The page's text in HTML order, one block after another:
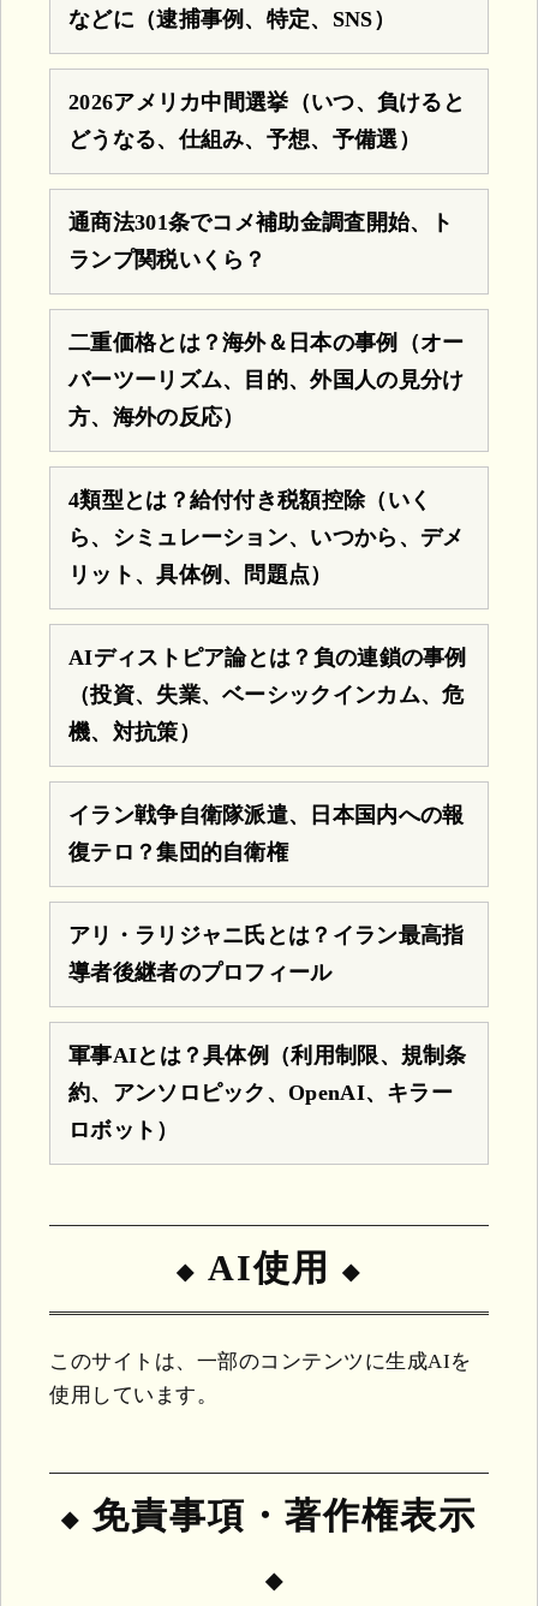
などに（逮捕事例、特定、SNS）
2026アメリカ中間選挙（いつ、負けると
どうなる、仕組み、予想、予備選）
通商法301条でコメ補助金調査開始、ト
ランプ関税いくら？
二重価格とは？海外＆日本の事例（オー
バーツーリズム、目的、外国人の見分け
方、海外の反応）
4類型とは？給付付き税額控除（いく
ら、シミュレーション、いつから、デメ
リット、具体例、問題点）
AIディストピア論とは？負の連鎖の事例
（投資、失業、ベーシックインカム、危
機、対抗策）
イラン戦争自衛隊派遣、日本国内への報
復テロ？集団的自衛権
アリ・ラリジャニ氏とは？イラン最高指
導者後継者のプロフィール
軍事AIとは？具体例（利用制限、規制条
約、アンソロピック、OpenAI、キラー
ロボット）
AI使用
このサイトは、一部のコンテンツに生成AIを
使用しています。
免責事項・著作権表示